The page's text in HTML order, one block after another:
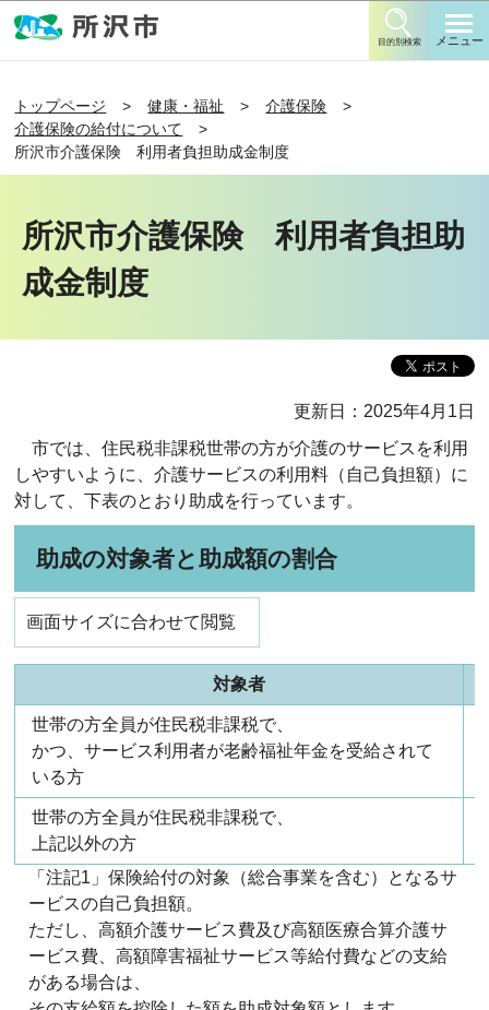
目的別検索 メニュー
トップページ 健康・福祉
介護保険
介護保険の給付について
所沢市介護保険 利用者負担助成金制度
所沢市介護保険 利用者負担助
成金制度
更新日：2025年4月1日
市では、住民税非課税世帯の方が介護のサービスを利用
しやすいように、介護サービスの利用料（自己負担額）に
対して、下表のとおり助成を行っています。
助成の対象者と助成額の割合
画面サイズに合わせて閲覧
対象者
世帯の方全員が住民税非課税で、
かつ、サービス利用者が老齢福祉年金を受給されて
いる方
世帯の方全員が住民税非課税で、
上記以外の方
「注記1」保険給付の対象（総合事業を含む）となるサ
ービスの自己負担額。
ただし、高額介護サービス費及び高額医療合算介護サ
ービス費、高額障害福祉サービス等給付費などの支給
がある場合は、